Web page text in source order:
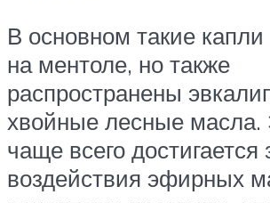
В основном такие
на ментоле, но также
распространены
хвойные лесные
чаще всего достигается
воздействия эфирных